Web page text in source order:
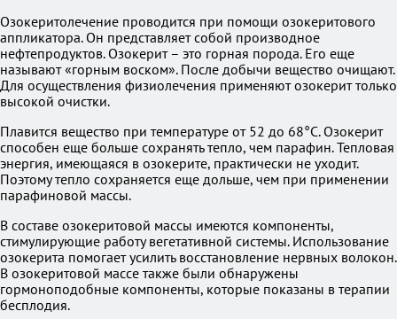
Озокеритолечение проводится при помощи озокеритового
аппликатора. Он представляет собой производное
нефтепродуктов. Озокерит – это горная порода. Его еще
называют «горным воском». После добычи вещество очищают.
Для осуществления физиолечения применяют озокерит только
высокой очистки.
Плавится вещество при температуре от 52 до 68°С. Озокерит
способен еще больше сохранять тепло, чем парафин. Тепловая
энергия, имеющаяся в озокерите, практически не уходит.
Поэтому тепло сохраняется еще дольше, чем при применении
парафиновой массы.
В составе озокеритовой массы имеются компоненты,
стимулирующие работу вегетативной системы. Использование
озокерита помогает усилить восстановление нервных волокон.
В озокеритовой массе также были обнаружены
гормоноподобные компоненты, которые показаны в терапии
бесплодия.